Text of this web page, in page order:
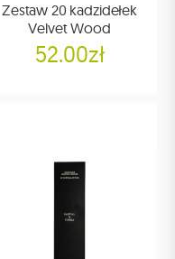
Zestaw 20 kadzidełek
Velvet Wood
52.00zł